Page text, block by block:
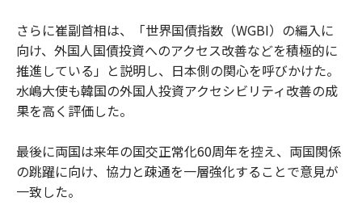
さらに崔副首相は、「世界国債指数（WGBI）の編入に
向け、外国人国債投資へのアクセス改善などを積極的に
推進している」と説明し、日本側の関心を呼びかけた。
水嶋大使も韓国の外国人投資アクセシビリティ改善の成
果を高く評価した。
最後に両国は来年の国交正常化60周年を控え、両国関係
の跳躍に向け、協力と疎通を一層強化することで意見が
一致した。